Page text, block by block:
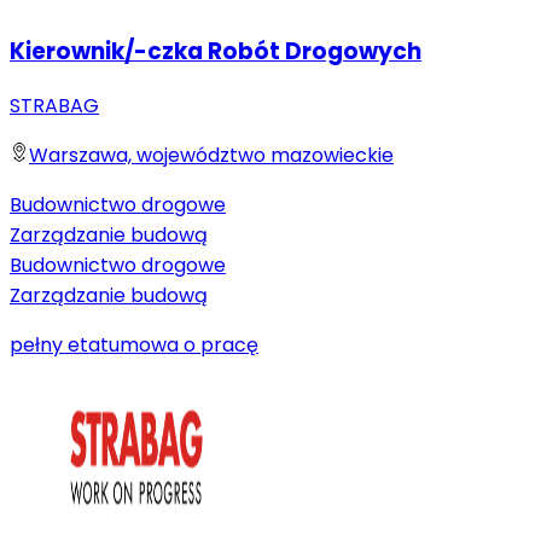
Kierownik/-czka Robót Drogowych
STRABAG
Warszawa, województwo mazowieckie
Budownictwo drogowe
Zarządzanie budową
Budownictwo drogowe
Zarządzanie budową
pełny etatumowa o pracę